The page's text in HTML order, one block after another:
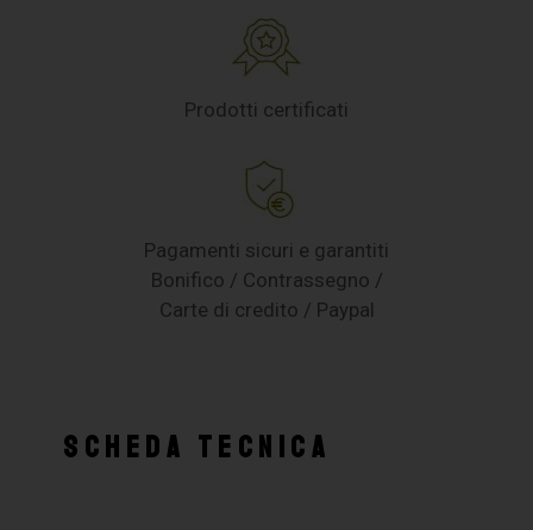
Prodotti certificati
Pagamenti sicuri e garantiti
Bonifico / Contrassegno /
Carte di credito / Paypal
SCHEDA TECNICA